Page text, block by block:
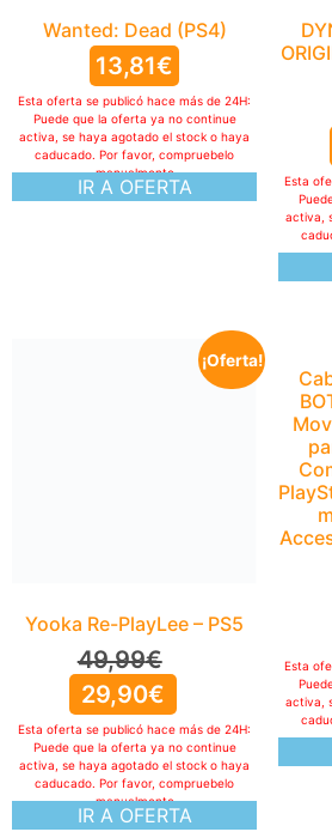
Wanted: Dead (PS4)
13,81€
IR A OFERTA
Esta oferta se publicó hace más de 24H:
Puede que la oferta ya no continue
activa, se haya agotado el stock o haya
caducado. Por favor, compruebelo
manualmente
Esta
activa,
¡Oferta!
Yooka Re-PlayLee – PS5
49,99€
29,90€
IR A OFERTA
Esta oferta se publicó hace más de 24H:
Puede que la oferta ya no continue
activa, se haya agotado el stock o haya
caducado. Por favor, compruebelo
manualmente
Esta
activa,